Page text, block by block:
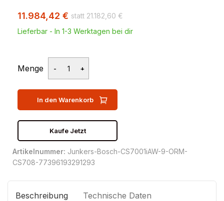
21.182,60 €
11.984,42 €
Lieferbar - In 1-3 Werktagen bei dir
Menge
In den Warenkorb
Kaufe Jetzt
Artikelnummer: Junkers-Bosch-CS7001iAW-9-ORM-
CS708-77396193291293
Beschreibung Technische Daten